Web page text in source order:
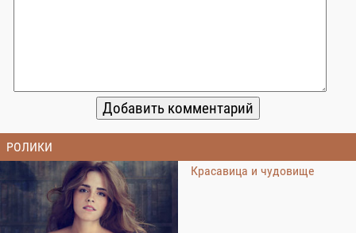
РОЛИКИ
Красавица и чудовище